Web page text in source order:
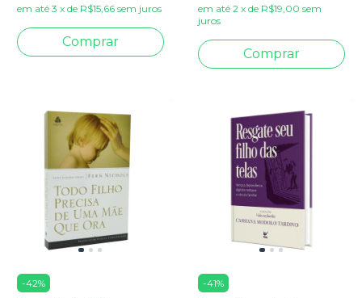
em até 3 x de R$15,66 sem juros em até 2 x de R$19,00 sem
juros
-42% -41%